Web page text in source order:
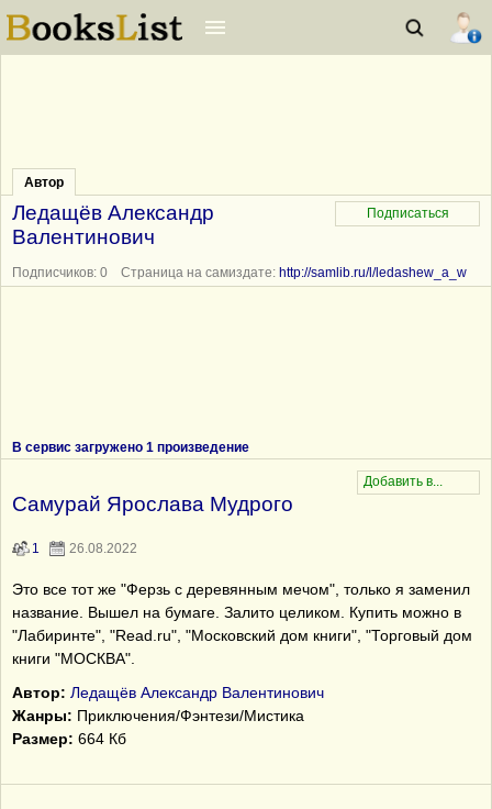
Автор
Ледащёв Александр
Валентинович
Подписчиков: 0 Страница на самиздате: http://samlib.ru/l/ledashew_a_w
В сервис загружено 1 произведение
Самурай Ярослава Мудрого
1 26.08.2022
Это все тот же "Ферзь с деревянным мечом", только я заменил
название. Вышел на бумаге. Залито целиком. Купить можно в
"Лабиринте", "Read.ru", "Московский дом книги", "Торговый дом
книги "МОСКВА".
Автор: Ледащёв Александр Валентинович
Жанры: Приключения/Фэнтези/Мистика
Размер: 664 Кб